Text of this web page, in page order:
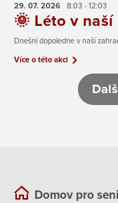
29. 07. 2026 8:03 - 12:03
🌞 Léto v naší
Dnešní dopoledne v naší
Více o této akci
Domov pro